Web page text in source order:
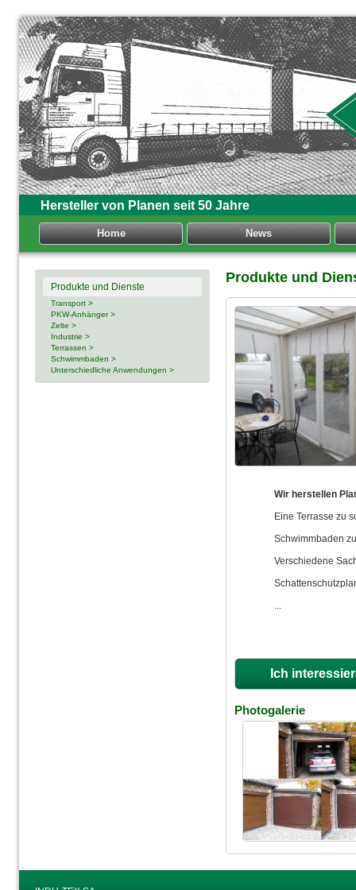
Hersteller von Planen seit 50 Jahre
Home News
Produkte und Dienste
Transport >
PKW-Anhänger >
Zelte >
Industrie >
Terrassen >
Schwimmbaden >
Unterschiedliche Anwendungen >
Produkte und
Wir herstellen
Eine Terrasse zu
Schwimmbaden
Verschiedene
...
Ich
Photogalerie